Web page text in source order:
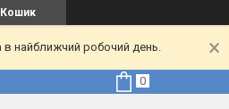
Кошик
в найближчий робочий день.